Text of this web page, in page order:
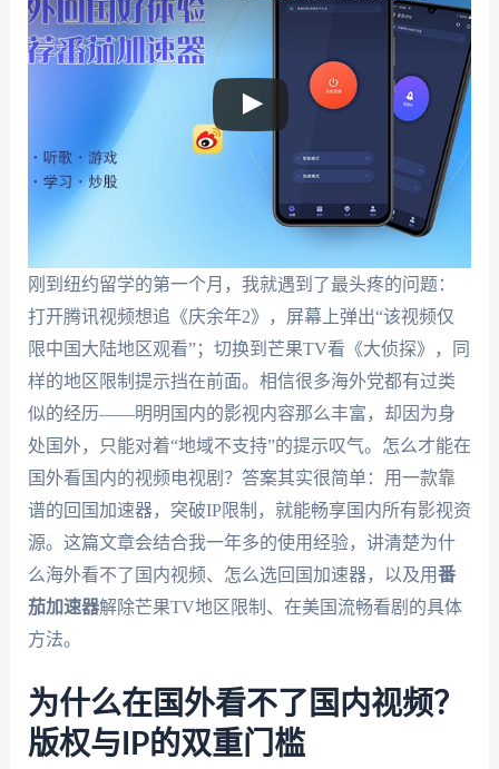
刚到纽约留学的第一个月，我就遇到了最头疼的问题：
打开腾讯视频想追《庆余年2》，屏幕上弹出“该视频仅
限中国大陆地区观看”；切换到芒果TV看《大侦探》，同
样的地区限制提示挡在前面。相信很多海外党都有过类
似的经历——明明国内的影视内容那么丰富，却因为身
处国外，只能对着“地域不支持”的提示叹气。怎么才能在
国外看国内的视频电视剧？答案其实很简单：用一款靠
谱的回国加速器，突破IP限制，就能畅享国内所有影视资
源。这篇文章会结合我一年多的使用经验，讲清楚为什
么海外看不了国内视频、怎么选回国加速器，以及用番
茄加速器解除芒果TV地区限制、在美国流畅看剧的具体
方法。
为什么在国外看不了国内视频？
版权与IP的双重门槛